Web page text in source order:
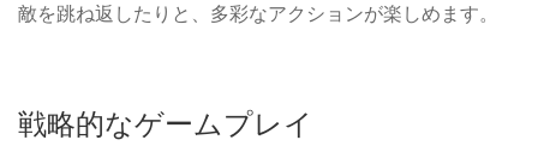
敵を跳ね返したりと、多彩なアクションが楽しめます。
戦略的なゲームプレイ